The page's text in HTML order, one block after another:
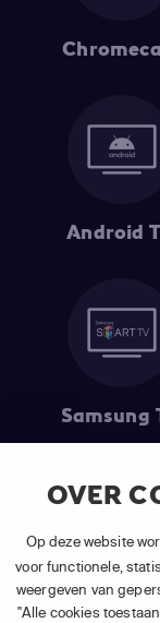
OVER
Op deze website
voor functionele,
weergeven van
"Alle cookies
Android
Samsung
(1) De eerste 30
(3) Restart &